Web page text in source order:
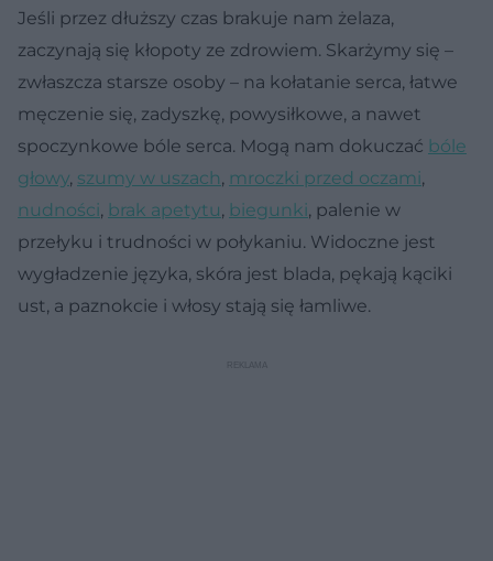
Jeśli przez dłuższy czas brakuje nam żelaza,
zaczynają się kłopoty ze zdrowiem. Skarżymy się –
zwłaszcza starsze osoby – na kołatanie serca, łatwe
męczenie się, zadyszkę, powysiłkowe, a nawet
spoczynkowe bóle serca. Mogą nam dokuczać bóle
głowy, szumy w uszach, mroczki przed oczami,
nudności, brak apetytu, biegunki, palenie w
przełyku i trudności w połykaniu. Widoczne jest
wygładzenie języka, skóra jest blada, pękają kąciki
ust, a paznokcie i włosy stają się łamliwe.